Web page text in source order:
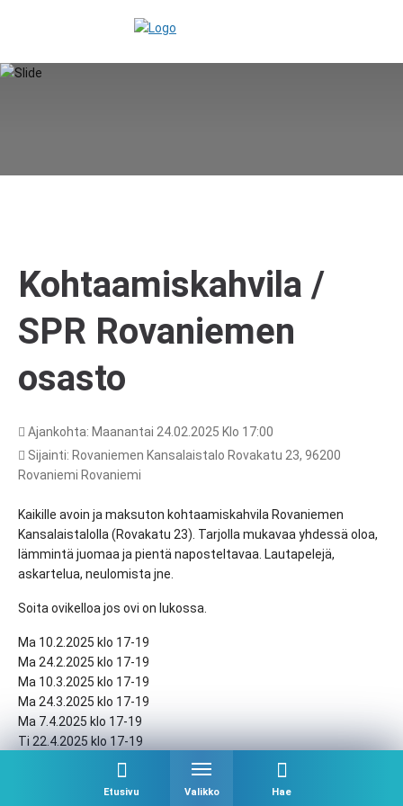
Etusivu Valikko Hae
Kohtaamiskahvila /
SPR Rovaniemen
osasto
Ajankohta: Maanantai 24.02.2025 Klo 17:00
Sijainti: Rovaniemen Kansalaistalo Rovakatu 23, 96200
Rovaniemi Rovaniemi
Kaikille avoin ja maksuton kohtaamiskahvila Rovaniemen
Kansalaistalolla (Rovakatu 23). Tarjolla mukavaa yhdessä oloa,
lämmintä juomaa ja pientä naposteltavaa. Lautapelejä,
askartelua, neulomista jne.
Soita ovikelloa jos ovi on lukossa.
Ma 10.2.2025 klo 17-19
Ma 24.2.2025 klo 17-19
Ma 10.3.2025 klo 17-19
Ma 24.3.2025 klo 17-19
Ma 7.4.2025 klo 17-19
Ti 22.4.2025 klo 17-19
Ma 5.5.2025 klo 17-19
Ma 19.5.2025 klo 17-19